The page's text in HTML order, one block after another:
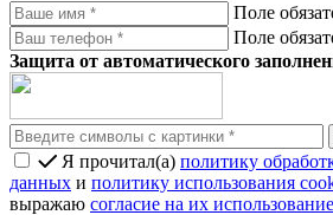
Поле
Поле
Защита от автоматического
Я прочитал(а) политику
данных и политику использования
выражаю согласие на их использование